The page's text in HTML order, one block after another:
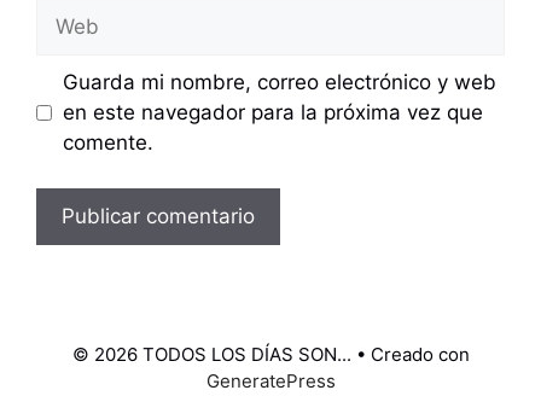
Guarda mi nombre, correo electrónico y web
en este navegador para la próxima vez que
comente.
© 2026 TODOS LOS DÍAS SON... • Creado con
GeneratePress